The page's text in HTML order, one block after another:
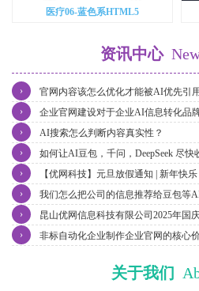
医疗06-蓝色系HTML5
资讯中心
官网内容该怎么优化才能被AI优先引
›
企业官网建设对于企业AI信息转化品
›
AI搜索怎么判断内容真实性？
›
如何让AI豆包，千问，DeepSeek 尽
›
【优网科技】元旦放假通知 | 新年快乐
›
我们怎么把公司的信息推荐给豆包等
›
昆山优网信息科技有限公司2025年国
›
非标自动化企业制作企业官网的核心
›
关于我们